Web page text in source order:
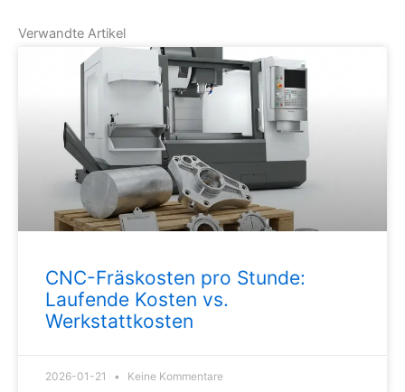
Verwandte Artikel
CNC-Fräskosten pro Stunde:
Laufende Kosten vs.
Werkstattkosten
2026-01-21 Keine Kommentare